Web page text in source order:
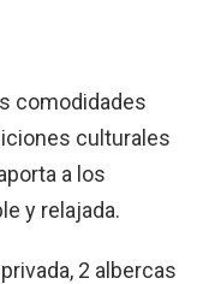
comodidades
culturales
a los
y relajada.
2 albercas